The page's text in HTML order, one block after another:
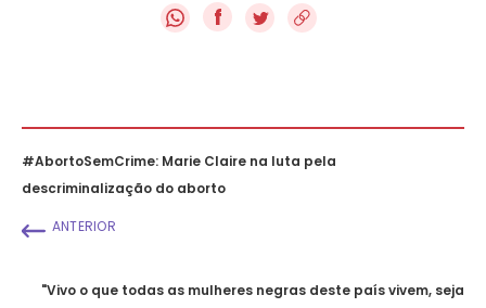
f
#AbortoSemCrime: Marie Claire na luta pela
descriminalização do aborto
ANTERIOR
"Vivo o que todas as mulheres negras deste país vivem, seja